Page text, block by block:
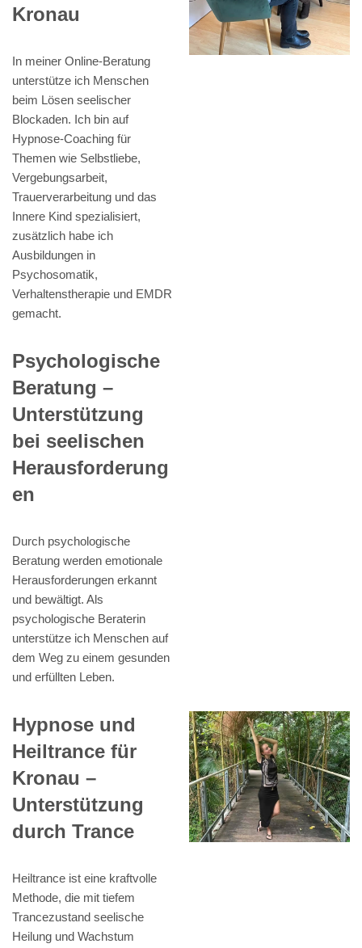
Kronau
In meiner Online-Beratung
unterstütze ich Menschen
beim Lösen seelischer
Blockaden. Ich bin auf
Hypnose-Coaching für
Themen wie Selbstliebe,
Vergebungsarbeit,
Trauerverarbeitung und das
Innere Kind spezialisiert,
zusätzlich habe ich
Ausbildungen in
Psychosomatik,
Verhaltenstherapie und EMDR
gemacht.
Psychologische
Beratung –
Unterstützung
bei seelischen
Herausforderung
en
Durch psychologische
Beratung werden emotionale
Herausforderungen erkannt
und bewältigt. Als
psychologische Beraterin
unterstütze ich Menschen auf
dem Weg zu einem gesunden
und erfüllten Leben.
Hypnose und
Heiltrance für
Kronau –
Unterstützung
durch Trance
Heiltrance ist eine kraftvolle
Methode, die mit tiefem
Trancezustand seelische
Heilung und Wachstum